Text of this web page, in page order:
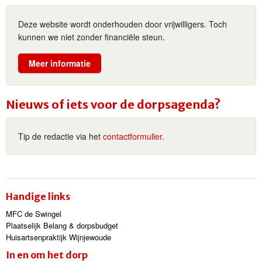
Deze website wordt onderhouden door vrijwilligers. Toch
kunnen we niet zonder financiële steun.
Meer informatie
Nieuws of iets voor de dorpsagenda?
Tip de redactie via het contactformulier.
Handige links
MFC de Swingel
Plaatselijk Belang & dorpsbudget
Huisartsenpraktijk Wijnjewoude
In en om het dorp